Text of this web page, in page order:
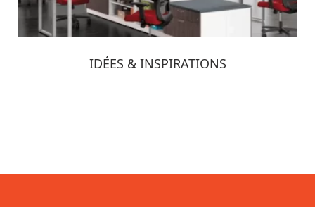
IDÉES & INSPIRATIONS